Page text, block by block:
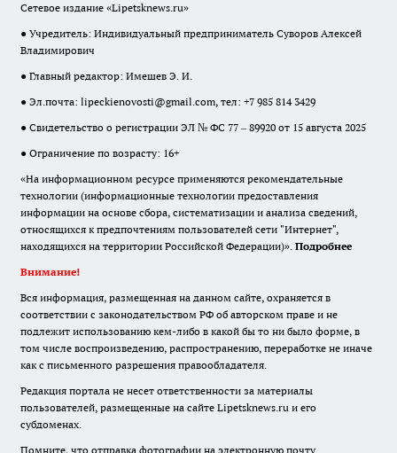
Сетевое издание «Lipetsknews.ru»
● Учредитель: Индивидуальный предприниматель Суворов Алексей
Владимирович
● Главный редактор: Имешев Э. И.
● Эл.почта: lipeckienovosti@gmail.com, тел: +7 985 814 3429
● Свидетельство о регистрации ЭЛ № ФС 77 – 89920 от 15 августа 2025
● Ограничение по возрасту: 16+
«На информационном ресурсе применяются рекомендательные
технологии (информационные технологии предоставления
информации на основе сбора, систематизации и анализа сведений,
относящихся к предпочтениям пользователей сети "Интернет",
находящихся на территории Российской Федерации)». Подробнее
Внимание!
Вся информация, размещенная на данном сайте, охраняется в
соответствии с законодательством РФ об авторском праве и не
подлежит использованию кем-либо в какой бы то ни было форме, в
том числе воспроизведению, распространению, переработке не иначе
как с письменного разрешения правообладателя.
Редакция портала не несет ответственности за материалы
пользователей, размещенные на сайте Lipetsknews.ru и его
субдоменах.
Помните, что отправка фотографии на электронную почту